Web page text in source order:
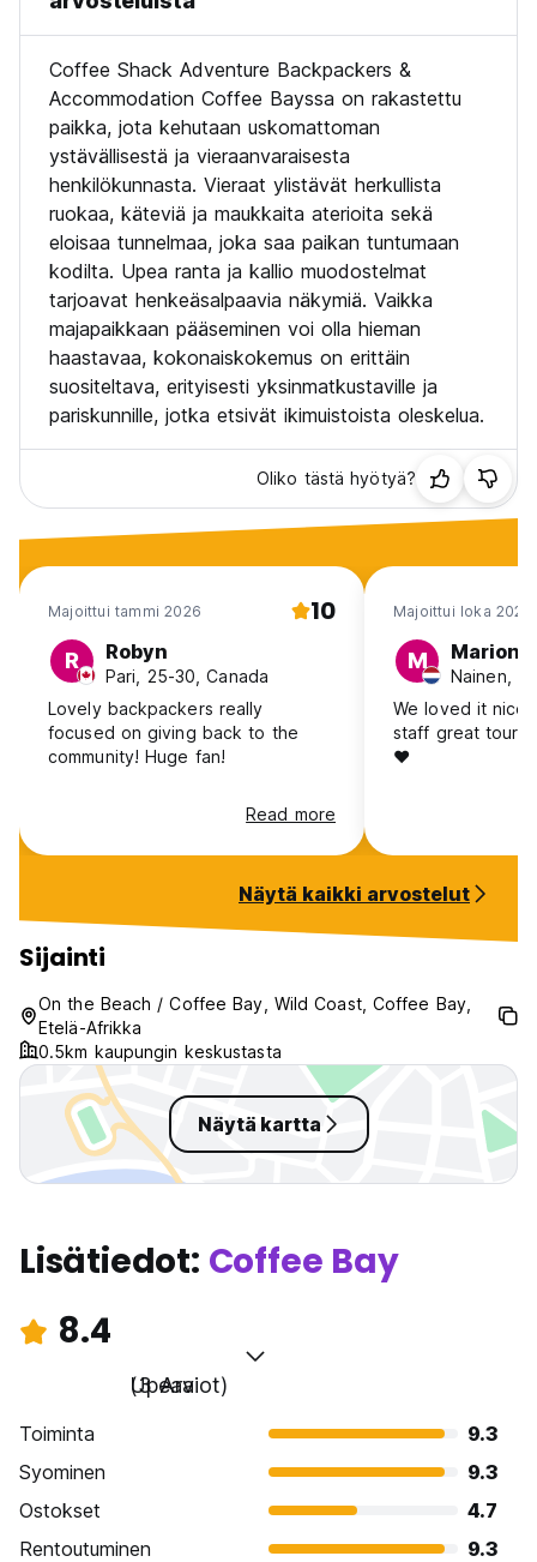
Coffee Shack Adventure Backpackers &
Accommodation Coffee Bayssa on rakastettu
paikka, jota kehutaan uskomattoman
ystävällisestä ja vieraanvaraisesta
henkilökunnasta. Vieraat ylistävät herkullista
ruokaa, käteviä ja maukkaita aterioita sekä
eloisaa tunnelmaa, joka saa paikan tuntumaan
kodilta. Upea ranta ja kallio muodostelmat
tarjoavat henkeäsalpaavia näkymiä. Vaikka
majapaikkaan pääseminen voi olla hieman
haastavaa, kokonaiskokemus on erittäin
suositeltava, erityisesti yksinmatkustaville ja
pariskunnille, jotka etsivät ikimuistoista oleskelua.
Oliko tästä hyötyä?
Majoittui tammi 2026 10
R Robyn
Pari, 25-30, Canada
Lovely backpackers really
focused on giving back to the
community! Huge fan!
Read more
Majoittui loka 2025
M Marion
Nainen,
We loved it nice
staff great tour
❤️
Näytä kaikki arvostelut
Sijainti
On the Beach / Coffee Bay, Wild Coast, Coffee Bay,
Etelä-Afrikka
0.5km kaupungin keskustasta
Näytä kartta
Lisätiedot: Coffee Bay
8.4
Upeaa
(3 Arviot)
Toiminta
9.3
Syominen
9.3
Ostokset
4.7
Rentoutuminen
9.3